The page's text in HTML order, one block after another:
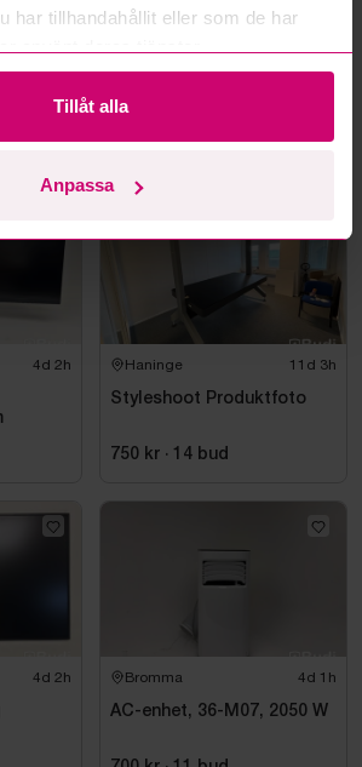
har tillhandahållit eller som de har
Tillåt alla
Anpassa
4d 2h Haninge 11d 3h
Styleshoot Produktfoto
750 kr · 14 bud
4d 2h Bromma 4d 1h
AC-enhet, 36-M07, 2050 W